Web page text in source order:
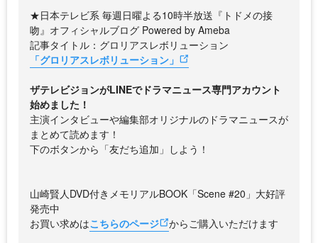
★日本テレビ系 毎週日曜よる10時半放送『トドメの接
吻』オフィシャルブログ Powered by Ameba
記事タイトル：グロリアスレボリューション
「グロリアスレボリューション」
ザテレビジョンがLINEでドラマニュース専門アカウント
始めました！
主演インタビューや編集部オリジナルのドラマニュースが
まとめて読めます！
下のボタンから「友だち追加」しよう！
山崎賢人DVD付きメモリアルBOOK「Scene #20」大好評
発売中
お買い求めはこちらのページ からご購入いただけます